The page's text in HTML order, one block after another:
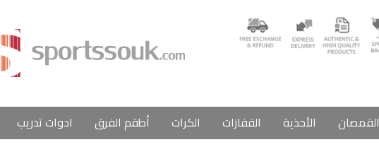
القمصان الأحذية القفازات الكرات أطقم الفرق ادوات تدريب